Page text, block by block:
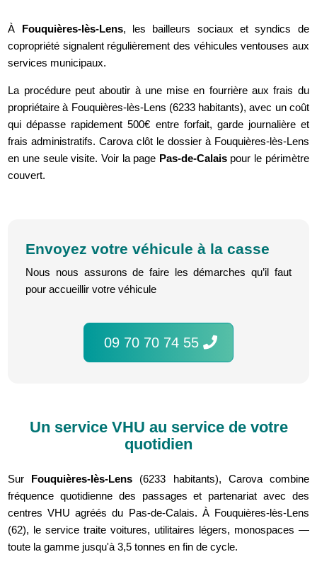
À Fouquières-lès-Lens, les bailleurs sociaux et syndics de
copropriété signalent régulièrement des véhicules ventouses aux
services municipaux.
La procédure peut aboutir à une mise en fourrière aux frais du
propriétaire à Fouquières-lès-Lens (6233 habitants), avec un coût
qui dépasse rapidement 500€ entre forfait, garde journalière et
frais administratifs. Carova clôt le dossier à Fouquières-lès-Lens
en une seule visite. Voir la page Pas-de-Calaispour le périmètre
couvert.
Envoyez votre véhicule à la casse
Nous nous assurons de faire les démarches qu’il faut
pour accueillir votre véhicule
09 70 70 74 55
Un service VHU au service de votre
quotidien
Sur Fouquières-lès-Lens (6233 habitants), Carova combine
fréquence quotidienne des passages et partenariat avec des
centres VHU agréés du Pas-de-Calais. À Fouquières-lès-Lens
(62), le service traite voitures, utilitaires légers, monospaces —
toute la gamme jusqu'à 3,5 tonnes en fin de cycle.